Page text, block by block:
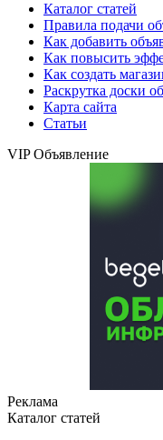
Каталог статей
Правила подачи
Как добавить
Как повысить
Как создать
Раскрутка доски
Карта сайта
Статьи
VIP Объявление
Реклама
Каталог статей